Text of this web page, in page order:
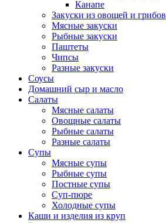
Канапе
Закуски из овощей и грибов
Мясные закуски
Рыбные закуски
Паштеты
Чипсы
Разные закуски
Соусы
Домашний сыр и масло
Салаты
Мясные салаты
Овощные салаты
Рыбные салаты
Разные салаты
Супы
Мясные супы
Рыбные супы
Постные супы
Суп-пюре
Холодные супы
Каши и изделия из круп